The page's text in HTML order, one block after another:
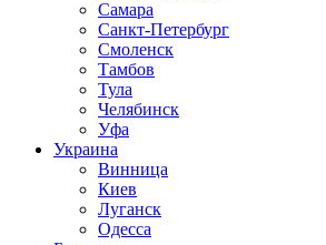
Самара
Санкт-Петербург
Смоленск
Тамбов
Тула
Челябинск
Уфа
Украина
Винница
Киев
Луганск
Одесса